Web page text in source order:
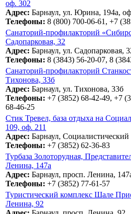
оф. 302
Адрес: Барнаул, ул. Юрина, 194а,
Телефоны: 8 (800) 700-06-61, +7
Санаторий-профилакторий
Садопарковая, 32
Адрес: Барнаул, ул. Садопарковая,
Телефоны: 8 (3843) 56-20-07, 8
Санаторий-профилакторий
Тихонова, 33б
Адрес: Барнаул, ул. Тихонова, 33б
Телефоны: +7 (3852) 68-42-49, +7
68-46-25
Стик Тревел, база отдыха на
109, оф. 211
Адрес: Барнаул,
Телефоны: +7 (3852) 62-36-83
Турбаза Золоторудная,
Ленина, 147а
Адрес: Барнаул, просп. Ленина,
Телефоны: +7 (3852) 77-61-57
Туристический комплекс Шале
Ленина, 92